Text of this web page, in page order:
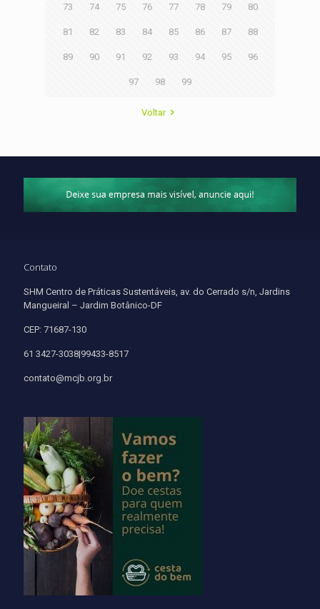
73 74 75 76 77 78 79 80
81 82 83 84 85 86 87 88
89 90 91 92 93 94 95 96
97 98 99
Voltar
Contato
SHM Centro de Práticas Sustentáveis, av. do Cerrado s/n, Jardins
Mangueiral – Jardim Botânico-DF
CEP: 71687-130
61 3427-3038|99433-8517
contato@mcjb.org.br